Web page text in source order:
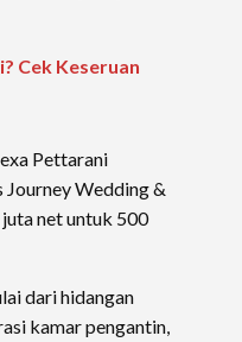
Cek Keseruan
Pettarani
Journey Wedding &
net untuk 500
dari hidangan
kamar pengantin,